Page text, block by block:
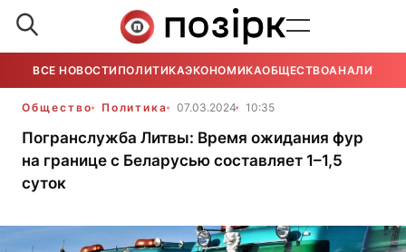
ВСЕ НОВОСТИ ПОЛИТИКАЭКОНОМИКАОБЩЕСТВОАНАЛИТИКА
Общество Политика 07.03.2024 10:35
Погранслужба Литвы: Время ожидания фур
на границе с Беларусью составляет 1–1,5
суток